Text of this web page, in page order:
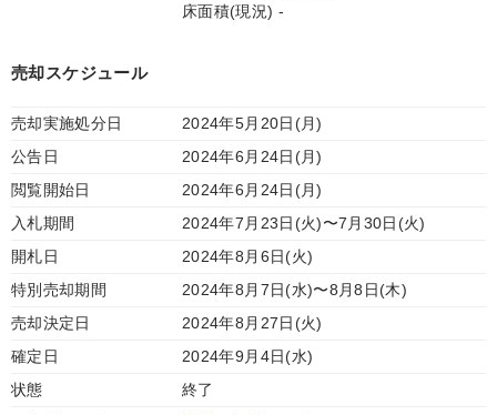
床面積(現況) -
売却スケジュール
売却実施処分日
2024年5月20日(月)
公告日
2024年6月24日(月)
閲覧開始日
2024年6月24日(月)
入札期間
2024年7月23日(火)〜7月30日(火)
開札日
2024年8月6日(火)
特別売却期間
2024年8月7日(水)〜8月8日(木)
売却決定日
2024年8月27日(火)
確定日
2024年9月4日(水)
状態
終了